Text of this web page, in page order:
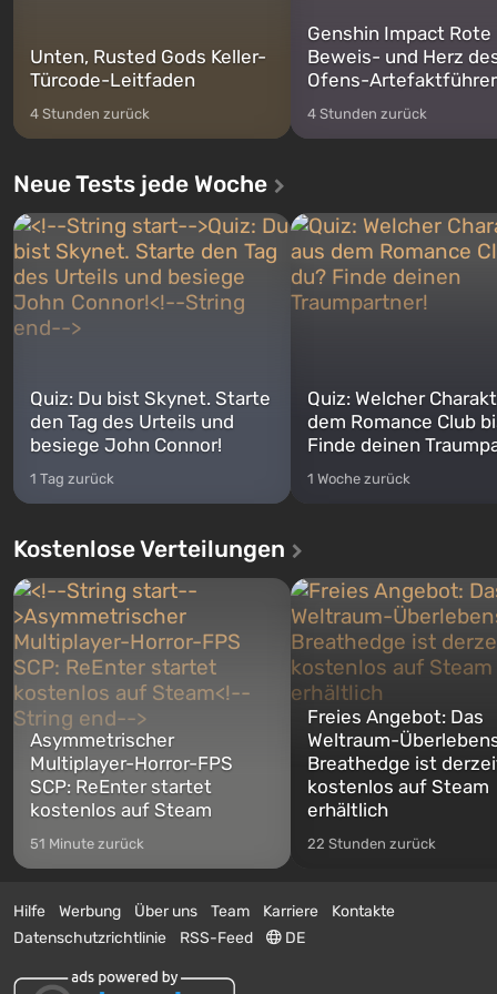
Unten, Rusted Gods Keller-
Türcode-Leitfaden
4 Stunden zurück
Genshin Impact Rote
Beweis- und Herz
Ofens-Artefaktführer
4 Stunden zurück
Neue Tests jede Woche
Quiz: Du bist Skynet. Starte
den Tag des Urteils und
besiege John Connor!
1 Tag zurück
Quiz: Welcher
dem Romance Club
Finde deinen
1 Woche zurück
Kostenlose Verteilungen
Asymmetrischer
Multiplayer-Horror-FPS
SCP: ReEnter startet
kostenlos auf Steam
51 Minute zurück
Freies Angebot: Das
Weltraum-
Breathedge ist
kostenlos auf Steam
erhältlich
22 Stunden zurück
Hilfe Werbung Über uns Team Karriere
Kontakte
Datenschutzrichtlinie
RSS-Feed DE